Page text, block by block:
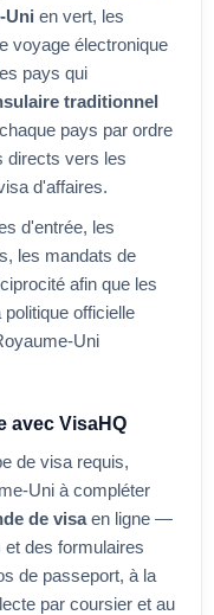
Uni en vert, les
voyage électronique
pays qui
traditionnel
pays par ordre
directs vers les
d'affaires.
d'entrée, les
les mandats de
afin que les
officielle
Uni
avec VisaHQ
de visa requis,
Uni à compléter
de visaen ligne —
des formulaires
de passeport, à la
par coursier et au